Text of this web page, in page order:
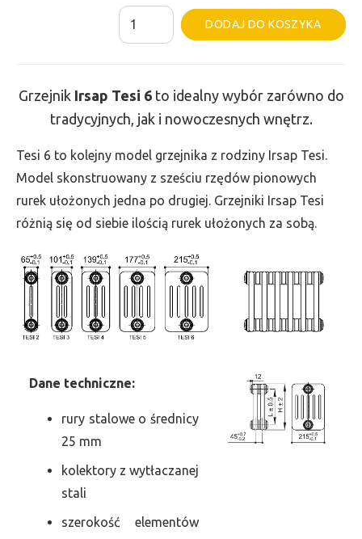
ilość
Grzejnik
-
wys.
600,
szer.
990,
2482
DODAJ DO KOSZYKA
Grzejnik Irsap Tesi 6to idealny wybór zarówno do
tradycyjnych, jak i nowoczesnych wnętrz.
Tesi 6 to kolejny model grzejnika z rodziny Irsap Tesi.
Model skonstruowany z sześciu rzędów pionowych
rurek ułożonych jedna po drugiej. Grzejniki Irsap Tesi
różnią się od siebie ilością rurek ułożonych za sobą.
Dane techniczne:
rury stalowe o średnicy
25 mm
kolektory z wytłaczanej
stali
szerokość elementów